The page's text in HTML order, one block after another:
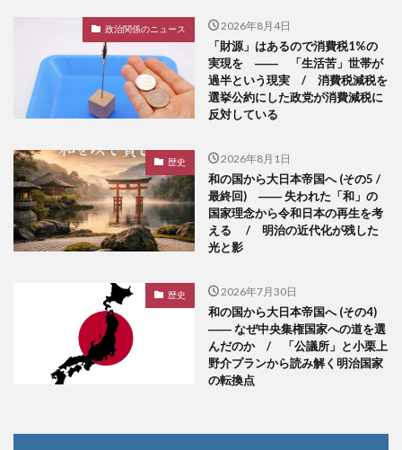
政治関係のニュース 2026年8月4日
「財源」はあるので消費税1%の
実現を ―― 「生活苦」世帯が
過半という現実 / 消費税減税を
選挙公約にした政党が消費減税に
反対している
歴史 2026年8月1日
和の国から大日本帝国へ (その5 /
最終回) ―― 失われた「和」の
国家理念から令和日本の再生を考
える / 明治の近代化が残した
光と影
歴史 2026年7月30日
和の国から大日本帝国へ (その4)
―― なぜ中央集権国家への道を選
んだのか / 「公議所」と小栗上
野介プランから読み解く明治国家
の転換点